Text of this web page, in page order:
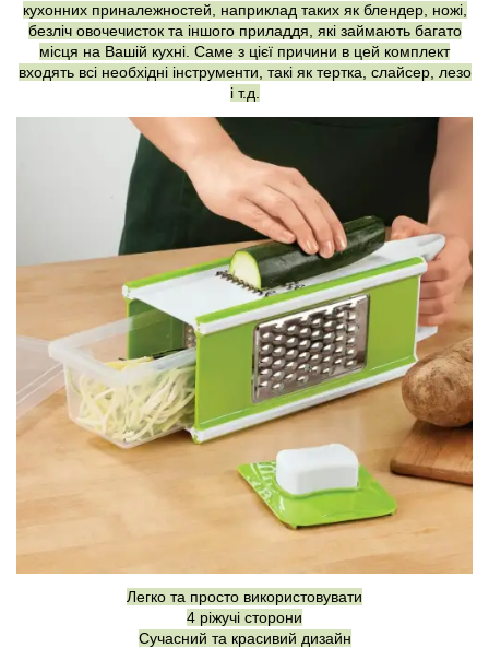
кухонних приналежностей, наприклад таких як блендер, ножі,
безліч овочечисток та іншого приладдя, які займають багато
місця на Вашій кухні. Саме з цієї причини в цей комплект
входять всі необхідні інструменти, такі як тертка, слайсер, лезо
і т.д.
Легко та просто використовувати
4 ріжучі сторони
Сучасний та красивий дизайн